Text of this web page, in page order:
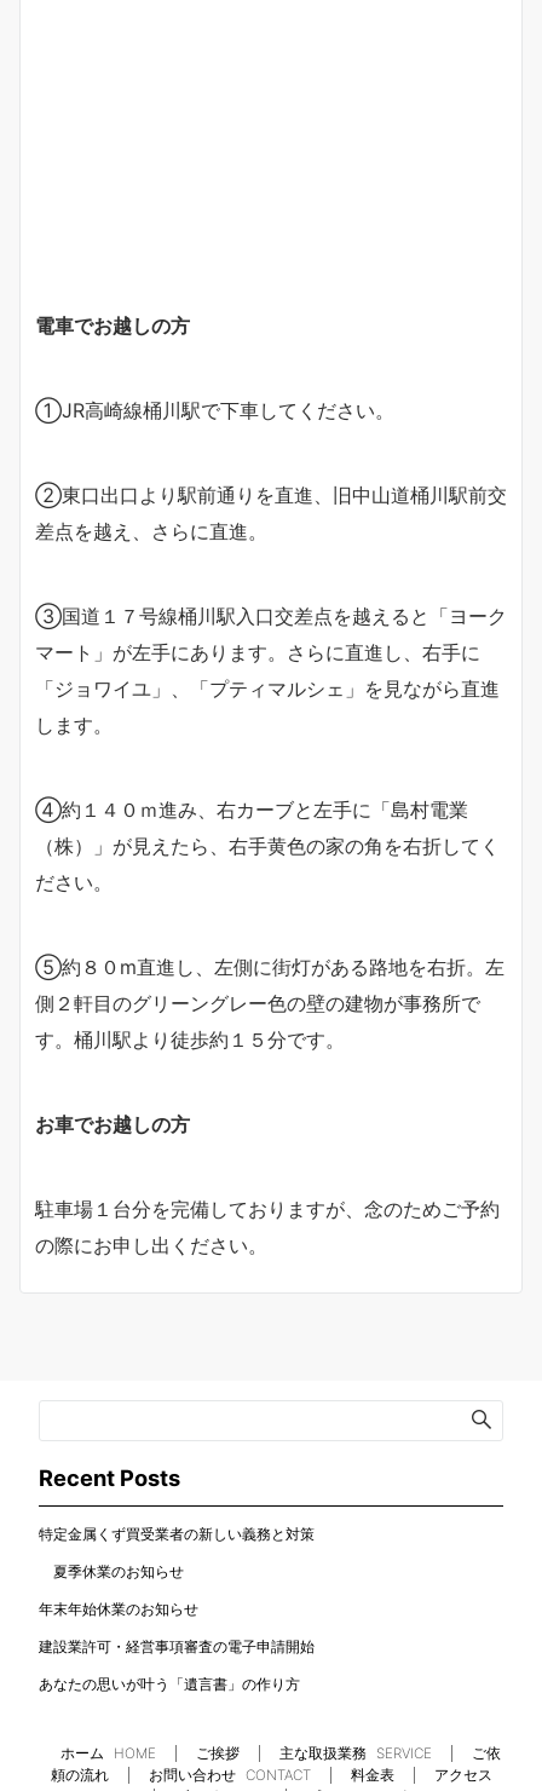
電車でお越しの方
①JR高崎線桶川駅で下車してください。
②東口出口より駅前通りを直進、旧中山道桶川駅前交
差点を越え、さらに直進。
③国道１７号線桶川駅入口交差点を越えると「ヨーク
マート」が左手にあります。さらに直進し、右手に
「ジョワイユ」、「プティマルシェ」を見ながら直進
します。
④約１４０ｍ進み、右カーブと左手に「島村電業
（株）」が見えたら、右手黄色の家の角を右折してく
ださい。
⑤約８０m直進し、左側に街灯がある路地を右折。左
側２軒目のグリーングレー色の壁の建物が事務所で
す。桶川駅より徒歩約１５分です。
お車でお越しの方
駐車場１台分を完備しておりますが、念のためご予約
の際にお申し出ください。
Recent Posts
特定金属くず買受業者の新しい義務と対策
夏季休業のお知らせ
年末年始休業のお知らせ
建設業許可・経営事項審査の電子申請開始
あなたの思いが叶う「遺言書」の作り方
ホーム HOME ご挨拶 主な取扱業務 SERVICE
ご依
頼の流れ
お問い合わせ CONTACT 料金表
アクセス